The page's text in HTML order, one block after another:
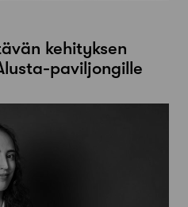
kehityksen
paviljongille